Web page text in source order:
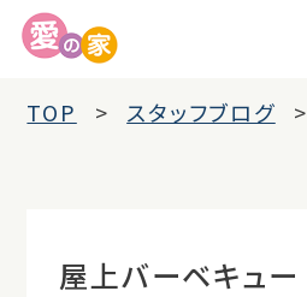
TOP スタッフブログ
屋上バーベキュー